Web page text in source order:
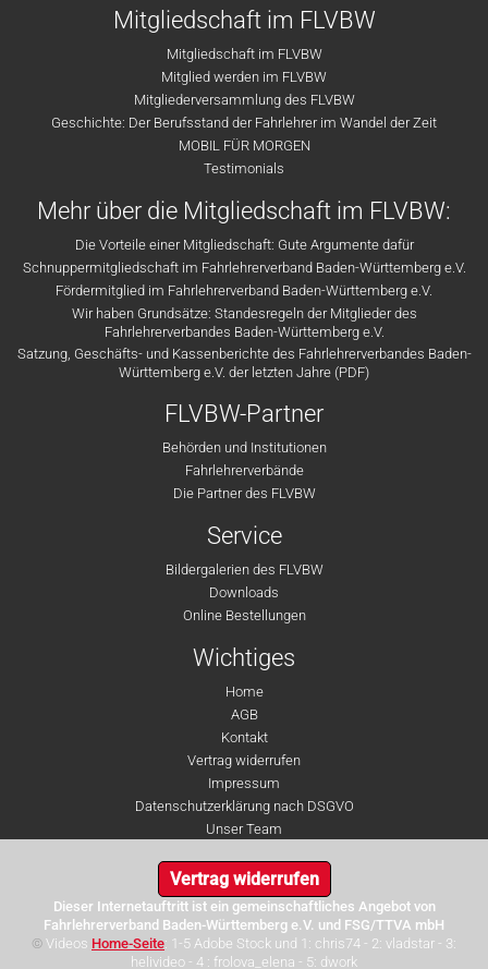
Mitgliedschaft im FLVBW
Mitgliedschaft im FLVBW
Mitglied werden im FLVBW
Mitgliederversammlung des FLVBW
Geschichte: Der Berufsstand der Fahrlehrer im Wandel der Zeit
MOBIL FÜR MORGEN
Testimonials
Mehr über die Mitgliedschaft im FLVBW:
Die Vorteile einer Mitgliedschaft: Gute Argumente dafür
Schnuppermitgliedschaft im Fahrlehrerverband Baden-Württemberg e.V.
Fördermitglied im Fahrlehrerverband Baden-Württemberg e.V.
Wir haben Grundsätze: Standesregeln der Mitglieder des
Fahrlehrerverbandes Baden-Württemberg e.V.
Satzung, Geschäfts- und Kassenberichte des Fahrlehrerverbandes Baden-
Württemberg e.V. der letzten Jahre (PDF)
FLVBW-Partner
Behörden und Institutionen
Fahrlehrerverbände
Die Partner des FLVBW
Service
Bildergalerien des FLVBW
Downloads
Online Bestellungen
Wichtiges
Home
AGB
Kontakt
Vertrag widerrufen
Impressum
Datenschutzerklärung nach DSGVO
Unser Team
Vertrag widerrufen
Dieser Internetauftritt ist ein gemeinschaftliches Angebot von
Fahrlehrerverband Baden-Württemberg e.V. und FSG/TTVA mbH
© Videos Home-Seite: 1-5 Adobe Stock und 1: chris74 - 2: vladstar - 3:
helivideo - 4 : frolova_elena - 5: dwork